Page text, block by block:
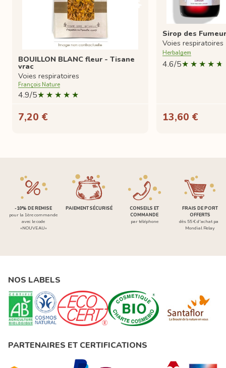
BOUILLON BLANC fleur - Tisane
vrac
Voies respiratoires
François Nature
4.9/5
7,20 €
Sirop des
Voies respiratoires
Herbalgem
4.6/5
13,60 €
-10% DE REMISE
pour la 1ère commande
avec le code
«NOUVEAU»
PAIEMENT SÉCURISÉ
CONSEILS ET
COMMANDE
par téléphone
FRAIS DE PORT
OFFERTS
dès 55 € d'achat par
Mondial Relay
NOS LABELS
PARTENAIRES ET CERTIFICATIONS